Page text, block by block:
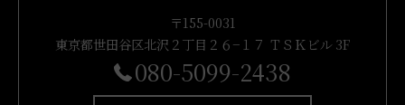
〒155-0031
東京都世田谷区北沢２丁目２６−１７ ＴＳＫビル 3F
080-5099-2438